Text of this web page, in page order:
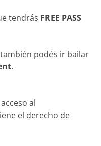
tendrás FREE PASS
también podés ir bailar
.
al
el derecho de